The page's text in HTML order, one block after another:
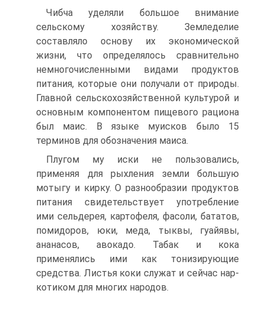
Чибча уделяли большое внимание
сельскому хо­зяйству. Земледелие
составляло основу их экономи­ческой
жизни, что определялось сравнительно
немно­гочисленными видами продуктов
питания, которые они получали от природы.
Главной сельскохозяйст­венной культурой и
основным компонентом пищевого рациона
был маис. В языке муисков было 15
терминов для обозначения маиса.
Плугом му иски не пользовались,
применяя для рыхления земли большую
мотыгу и кирку. О разно­образии продуктов
питания свидетельствует употреб­ление
ими сельдерея, картофеля, фасоли, бататов,
помидоров, юки, меда, тыквы, гуайявы,
ананасов, авокадо. Табак и кока
применялись ими как тонизи­рующие
средства. Листья коки служат и сейчас нар­
котиком для многих народов.